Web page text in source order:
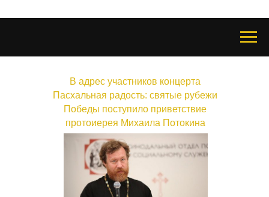
В адрес участников концерта
Пасхальная радость: святые рубежи
Победы поступило приветствие
протоиерея Михаила Потокина